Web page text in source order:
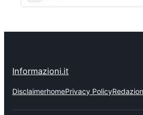
Informazioni.it
DisclaimerhomePrivacy Policy